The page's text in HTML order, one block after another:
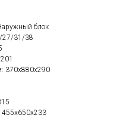
блок
27/31/38
370х880х290